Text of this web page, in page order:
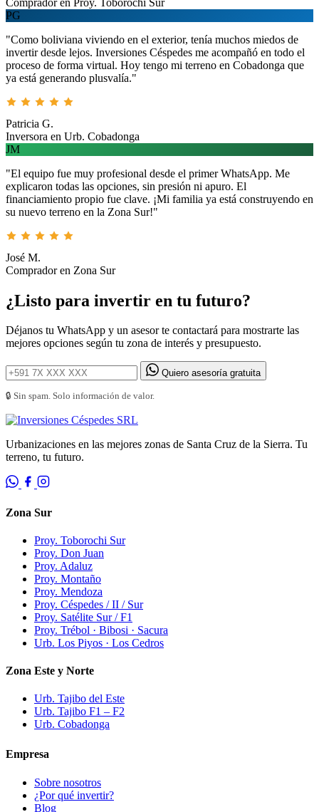
PG
"Como boliviana viviendo en el exterior, tenía muchos miedos de
invertir desde lejos. Inversiones Céspedes me acompañó en todo el
proceso de forma virtual. Hoy tengo mi terreno en Cobadonga que
ya está generando plusvalía."
Patricia G.
Inversora en Urb. Cobadonga
JM
"El equipo fue muy profesional desde el primer WhatsApp. Me
explicaron todas las opciones, sin presión ni apuro. El
financiamiento propio fue clave. ¡Mi familia ya está construyendo en
su nuevo terreno en la Zona Sur!"
José M.
Comprador en Zona Sur
¿Listo para invertir en tu futuro?
Déjanos tu WhatsApp y un asesor te contactará para mostrarte las
mejores opciones según tu zona de interés y presupuesto.
Quiero asesoría gratuita
🔒 Sin spam. Solo información de valor.
Urbanizaciones en las mejores zonas de Santa Cruz de la Sierra. Tu
terreno, tu futuro.
Zona Sur
Proy. Toborochi Sur
Proy. Don Juan
Proy. Adaluz
Proy. Montaño
Proy. Mendoza
Proy. Céspedes / II / Sur
Proy. Satélite Sur / F1
Proy. Trébol · Bibosi · Sacura
Urb. Los Piyos · Los Cedros
Zona Este y Norte
Urb. Tajibo del Este
Urb. Tajibo F1 – F2
Urb. Cobadonga
Empresa
Sobre nosotros
¿Por qué invertir?
Blog